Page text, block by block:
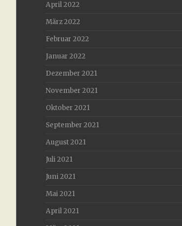
April 2022
März 2022
Februar 2022
Januar 2022
Dezember 2021
November 2021
Oktober 2021
September 2021
August 2021
Juli 2021
Juni 2021
Mai 2021
April 2021